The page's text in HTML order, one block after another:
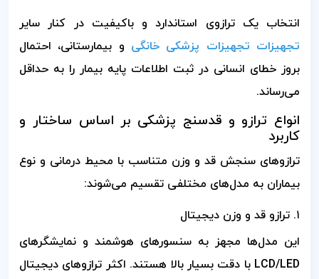
انتخاب یک ترازوی استاندارد و باکیفیت در کنار سایر
تجهیزات تجهیزات پزشکی خانگی و بیمارستانی، احتمال
بروز خطای انسانی در ثبت اطلاعات پایه بیمار را به حداقل
می‌رساند.
انواع ترازو و قدسنج پزشکی بر اساس ساختار و
کاربرد
ترازوهای سنجش قد و وزن متناسب با محیط درمانی و نوع
بیماران به مدل‌های مختلفی تقسیم می‌شوند:
۱. ترازو قد و وزن دیجیتال
این مدل‌ها مجهز به سنسورهای هوشمند و نمایشگرهای
LCD/LED با دقت بسیار بالا هستند. اکثر ترازوهای دیجیتال